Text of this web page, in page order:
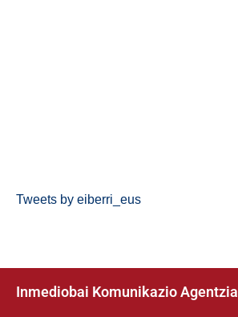
Tweets by eiberri_eus
Inmediobai Komunikazio Agentzia